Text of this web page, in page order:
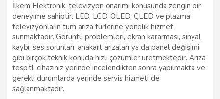
İlkem Elektronik, televizyon onarımı konusunda zengin bir
deneyime sahiptir. LED, LCD, OLED, QLED ve plazma
televizyonların tüm arıza türlerine yönelik hizmet
sunmaktadır. Görüntü problemleri, ekran kararması, sinyal
kaybı, ses sorunları, anakart arızaları ya da panel değişimi
gibi birçok teknik konuda hızlı çözümler üretmektedir. Arıza
tespiti, cihazınız yerinde incelendikten sonra yapılmakta ve
gerekli durumlarda yerinde servis hizmeti de
sağlanmaktadır.